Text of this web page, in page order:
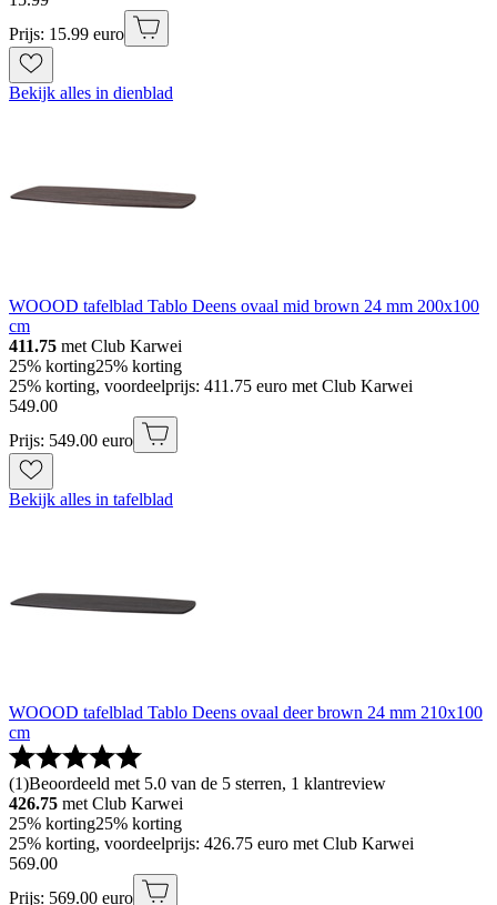
Prijs: 15.99 euro
Bekijk alles in dienblad
WOOOD tafelblad Tablo Deens ovaal mid brown 24 mm 200x100
cm
411.75 met Club Karwei
25% korting25% korting
25% korting, voordeelprijs: 411.75 euro met Club Karwei
549.00
Prijs: 549.00 euro
Bekijk alles in tafelblad
WOOOD tafelblad Tablo Deens ovaal deer brown 24 mm 210x100
cm
(1)Beoordeeld met 5.0 van de 5 sterren, 1 klantreview
426.75 met Club Karwei
25% korting25% korting
25% korting, voordeelprijs: 426.75 euro met Club Karwei
569.00
Prijs: 569.00 euro